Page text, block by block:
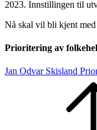
2023. Innstillingen til
Nå skal vil bli kjent med
Prioritering av
Jan Odvar Skisland